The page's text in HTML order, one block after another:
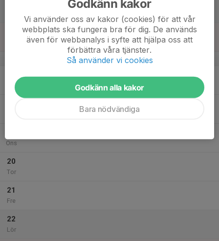
KOMPISMATCH
v.34
Mån
Lundbyvallen
Ons
20
Tor
21
Fre
22
Lör
Godkänn kakor
Vi använder oss av kakor (cookies) för att vår
webbplats ska fungera bra för dig. De används
även för webbanalys i syfte att hjälpa oss att
förbättra våra tjänster.
Så använder vi cookies
Godkänn alla kakor
Bara nödvändiga